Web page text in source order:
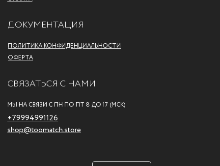
СВЯЗАТЬСЯ С НАМИ
МЫ НА СВЯЗИ С ПН ПО ПТ 8 ДО 17 (МСК)
+79994991126
ПОЛИТИКА КОНФИДЕНЦИАЛЬНОСТИ
ОФЕРТА
ДОКУМЕНТАЦИЯ
shop@toomatch.store